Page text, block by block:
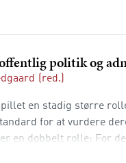
politik og
(red.)
en stadig større
for at vurdere
en dobbelt rolle: For